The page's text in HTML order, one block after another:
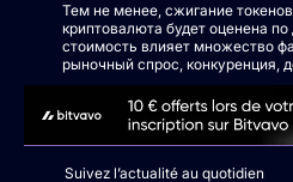
Тем не менее, сжигание
криптовалюта будет оценена
стоимость влияет множество
рыночный спрос, конкуренция,
Suivez l’actualité au quotidien